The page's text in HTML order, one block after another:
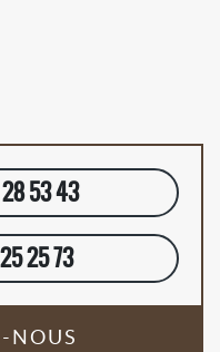
53 43
25 73
NOUS